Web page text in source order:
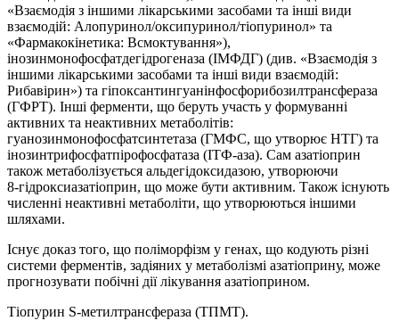
«Взаємодія з іншими лікарськими засобами та інші види
взаємодій: Алопуринол/оксипуринол/тіопуринол» та
«Фармакокінетика: Всмоктування»),
інозинмонофосфатдегідрогеназа (ІМФДГ) (див. «Взаємодія з
іншими лікарськими засобами та інші види взаємодій:
Рибавірин») та гіпоксантингуанінфосфорибозилтрансфераза
(ГФРТ). Інші ферменти, що беруть участь у формуванні
активних та неактивних метаболітів:
гуанозинмонофосфатсинтетаза (ГМФС, що утворює НТГ) та
інозинтрифосфатпірофосфатаза (ІТФ-аза). Сам азатіоприн
також метаболізується альдегідоксидазою, утворюючи
8‑гідроксиазатіоприн, що може бути активним. Також існують
численні неактивні метаболіти, що утворюються іншими
шляхами.
Існує доказ того, що поліморфізм у генах, що кодують різні
системи ферментів, задіяних у метаболізмі азатіоприну, може
прогнозувати побічні дії лікування азатіоприном.
Тіопурин S-метилтрансфераза (ТПМТ).